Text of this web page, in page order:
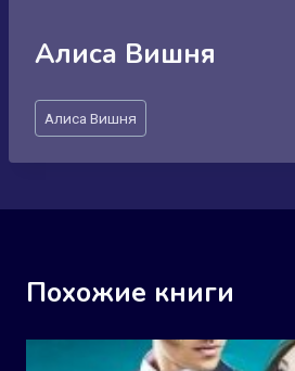
Алиса Вишня
Метки
записи:
Алиса Вишня
Похожие книги